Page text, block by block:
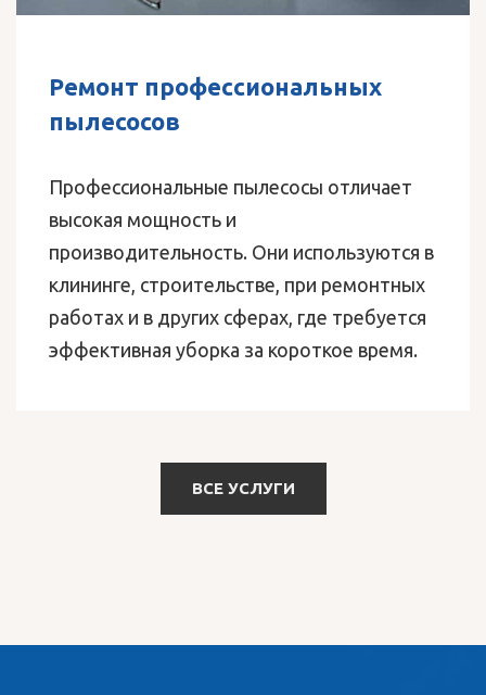
Ремонт профессиональных
пылесосов
Профессиональные пылесосы отличает
высокая мощность и
производительность. Они используются в
клининге, строительстве, при ремонтных
работах и в других сферах, где требуется
эффективная уборка за короткое время.
ВСЕ УСЛУГИ